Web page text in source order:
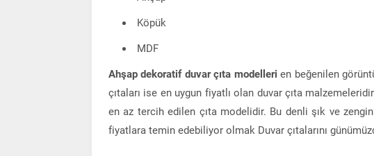
Köpük
MDF
Ahşap dekoratif duvar çıta modellerien beğenilen
çıtaları ise en uygun fiyatlı olan duvar çıta
en az tercih edilen çıta modelidir. Bu denli şık ve
fiyatlara temin edebiliyor olmak Duvar çıtalarını